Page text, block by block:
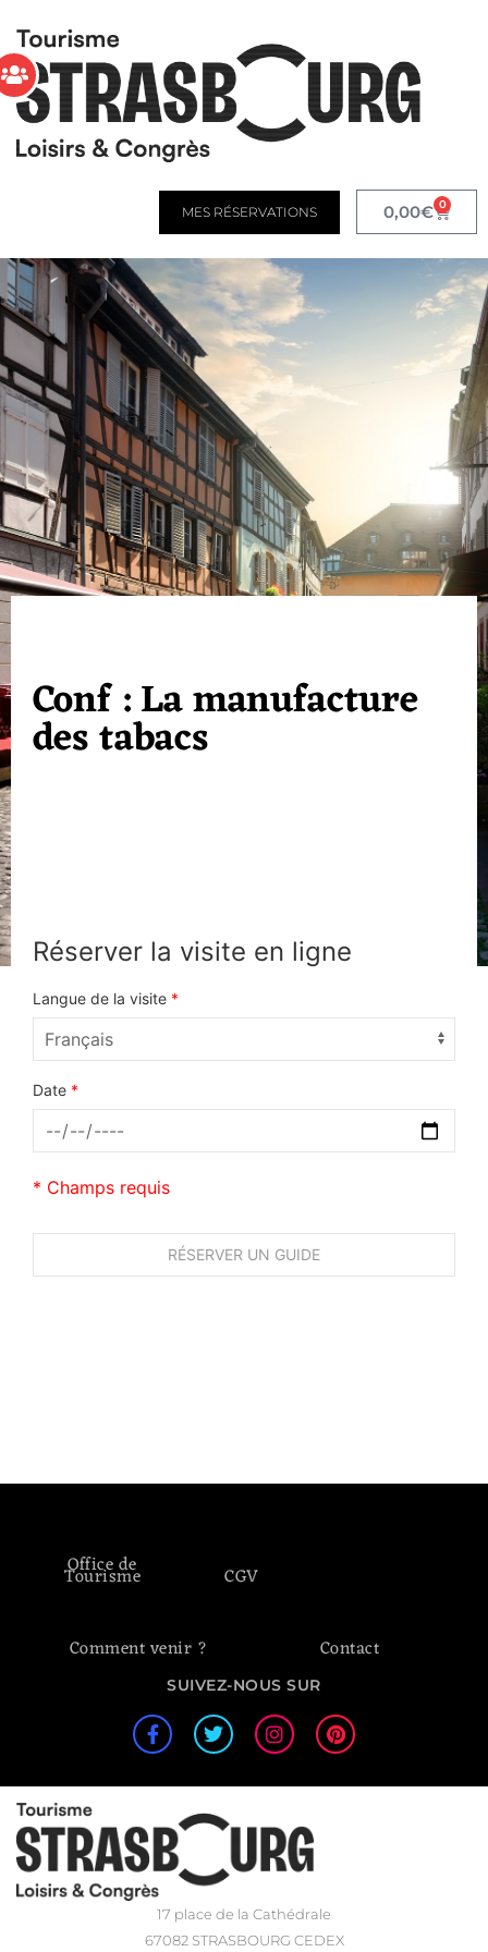
MES RÉSERVATIONS 0,00€ 0
Conf : La manufacture
des tabacs
Réserver la visite en ligne
Langue de la visite *
Date *
* Champs requis
Office de
Tourisme CGV
Comment venir ? Contact
SUIVEZ-NOUS SUR
17 place de la Cathédrale
67082 STRASBOURG CEDEX